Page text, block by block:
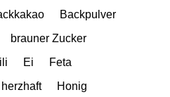
Backpulver
brauner Zucker
Ei
Feta
herzhaft Honig